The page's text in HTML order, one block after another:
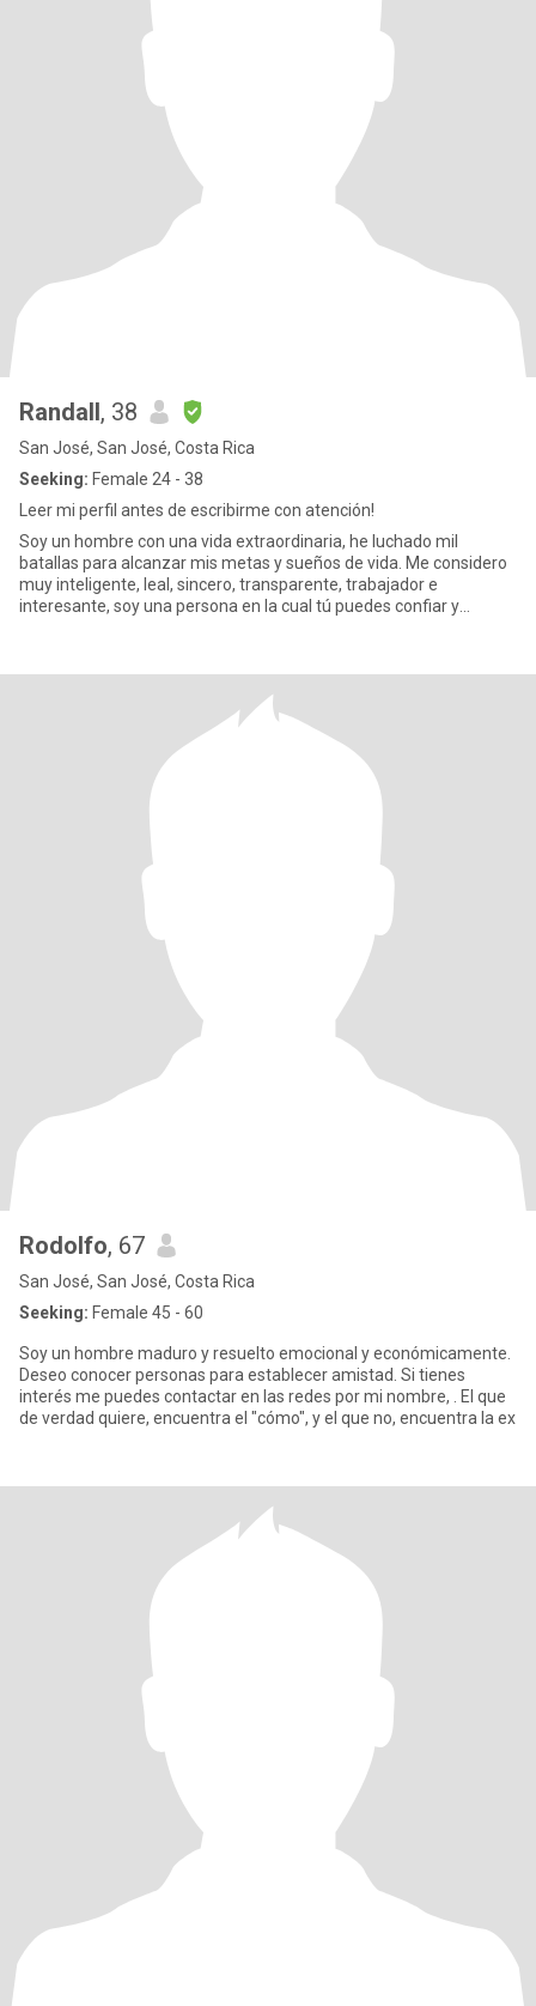
Randall, 38
San José, San José, Costa Rica
Seeking: Female 24 - 38
Leer mi perfil antes de escribirme con atención!
Soy un hombre con una vida extraordinaria, he luchado mil
batallas para alcanzar mis metas y sueños de vida. Me considero
muy inteligente, leal, sincero, transparente, trabajador e
interesante, soy una persona en la cual tú puedes confiar y
Rodolfo, 67
San José, San José, Costa Rica
Seeking: Female 45 - 60
Soy un hombre maduro y resuelto emocional y económicamente.
Deseo conocer personas para establecer amistad. Si tienes
interés me puedes contactar en las redes por mi nombre, . El que
de verdad quiere, encuentra el "cómo", y el que no, encuentra la ex